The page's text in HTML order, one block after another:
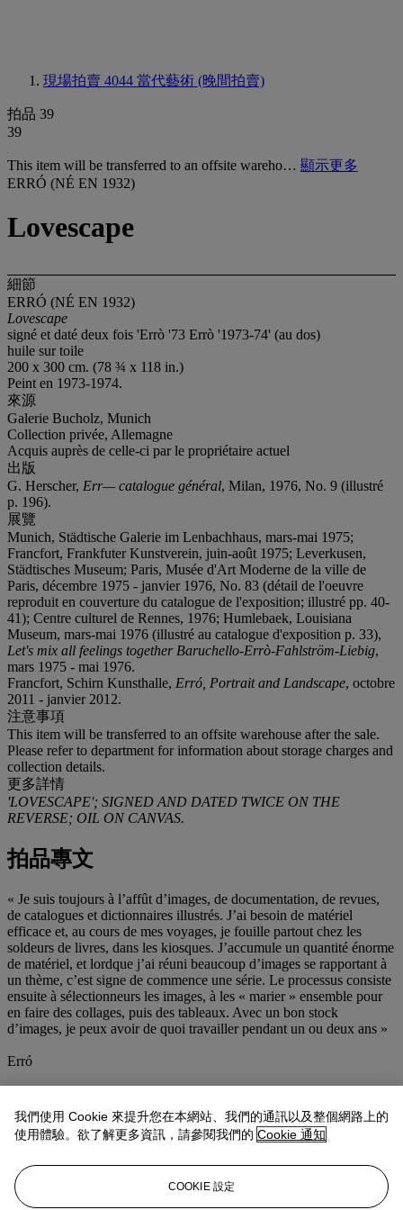
現場拍賣 4044 當代藝術 (晚間拍賣)
拍品 39
39
This item will be transferred to an offsite wareho… 顯示更多
ERRÓ (NÉ EN 1932)
Lovescape
細節
ERRÓ (NÉ EN 1932)
Lovescape
signé et daté deux fois 'Errò '73 Errò '1973-74' (au dos)
huile sur toile
200 x 300 cm. (78 ¾ x 118 in.)
Peint en 1973-1974.
來源
Galerie Bucholz, Munich
Collection privée, Allemagne
Acquis auprès de celle-ci par le propriétaire actuel
出版
G. Herscher, Err— catalogue général, Milan, 1976, No. 9 (illustré
p. 196).
展覽
Munich, Städtische Galerie im Lenbachhaus, mars-mai 1975;
Francfort, Frankfuter Kunstverein, juin-août 1975; Leverkusen,
Städtisches Museum; Paris, Musée d'Art Moderne de la ville de
Paris, décembre 1975 - janvier 1976, No. 83 (détail de l'oeuvre
reproduit en couverture du catalogue de l'exposition; illustré pp. 40-
41); Centre culturel de Rennes, 1976; Humlebaek, Louisiana
Museum, mars-mai 1976 (illustré au catalogue d'exposition p. 33),
Let's mix all feelings together Baruchello-Errò-Fahlström-Liebig,
mars 1975 - mai 1976.
Francfort, Schirn Kunsthalle, Erró, Portrait and Landscape, octobre
2011 - janvier 2012.
注意事項
This item will be transferred to an offsite warehouse after the sale.
Please refer to department for information about storage charges and
collection details.
更多詳情
'LOVESCAPE'; SIGNED AND DATED TWICE ON THE
REVERSE; OIL ON CANVAS.
拍品專文
« Je suis toujours à l’affût d’images, de documentation, de revues,
de catalogues et dictionnaires illustrés. J’ai besoin de matériel
efficace et, au cours de mes voyages, je fouille partout chez les
soldeurs de livres, dans les kiosques. J’accumule un quantité énorme
de matériel, et lordque j’ai réuni beaucoup d’images se rapportant à
un thème, c’est signe de commence une série. Le processus consiste
ensuite à sélectionneurs les images, à les « marier » ensemble pour
en faire des collages, puis des tableaux. Avec un bon stock
d’images, je peux avoir de quoi travailler pendant un ou deux ans »
Erró
catalogues, and illustrated dictionaries. I need effective material and,
in the course of my journeys I dig everywhere, at booksellers, in
stands. I accumulate an enormous quantity of material and, as I bring
new series. The process then consists in gleaning, of making a
selection of images, to “marry” them together in collages, then
paintings. With a good stock of images I can work for one of two
我們使用 Cookie 來提升您在本網站、我們的通訊以及整個網路上的
使用體驗。欲了解更多資訊，請參閱我們的 Cookie 通知
COOKIE 設定